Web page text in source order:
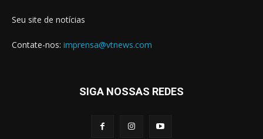
Seu site de notícias
Contate-nos: imprensa@vtnews.com
SIGA NOSSAS REDES